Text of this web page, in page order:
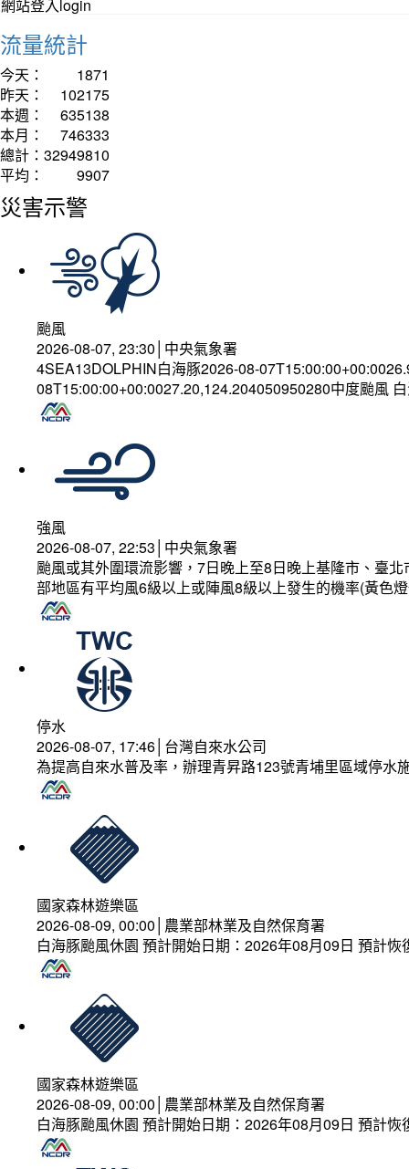
網站登入login
流量統計
今天：
1871
昨天：
102175
本週：
635138
本月：
746333
總計： 32949810
平均：
9907
災害示警
颱風
2026-08-07, 23:30│中央氣象署
4SEA13DOLPHIN白海豚2026-08-
08T15:00:00+00:0027.20,124.204050950280中度颱風
強風
2026-08-07, 22:53│中央氣象署
颱風或其外圍環流影響，7日晚上至8日晚上基隆市、臺
部地區有平均風6級以上或陣風8級以上發生的機率(黃色
停水
2026-08-07, 17:46│台灣自來水公司
為提高自來水普及率，辦理青昇路123號青埔里區域停水
國家森林遊樂區
2026-08-09, 00:00│農業部林業及自然保育署
白海豚颱風休園 預計開始日期：2026年08月09日 預計
國家森林遊樂區
2026-08-09, 00:00│農業部林業及自然保育署
白海豚颱風休園 預計開始日期：2026年08月09日 預計